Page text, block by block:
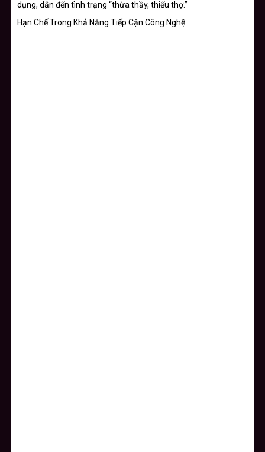
dụng, dẫn đến tình trạng “thừa thầy, thiếu thợ.”
Hạn Chế Trong Khả Năng Tiếp Cận Công Nghệ